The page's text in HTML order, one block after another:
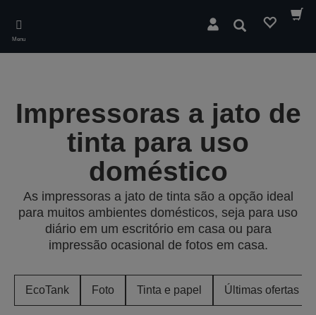
main
content
Menu
Pesquisar
Impressoras a jato de
tinta para uso
doméstico
As impressoras a jato de tinta são a opção ideal
para muitos ambientes domésticos, seja para uso
diário em um escritório em casa ou para
impressão ocasional de fotos em casa.
EcoTank Foto Tinta e papel Últimas ofertas